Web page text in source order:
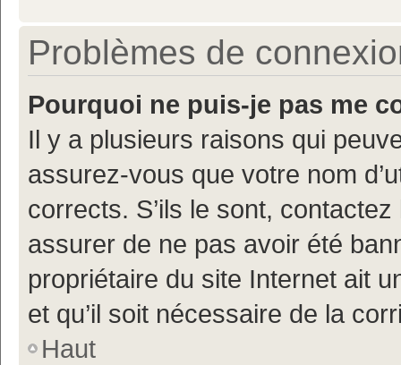
Problèmes de
Pourquoi ne puis-je pas me
Il y a plusieurs raisons qui
assurez-vous que votre nom
corrects. S’ils le sont,
assurer de ne pas avoir été
propriétaire du site Internet ait
et qu’il soit nécessaire de la
Haut